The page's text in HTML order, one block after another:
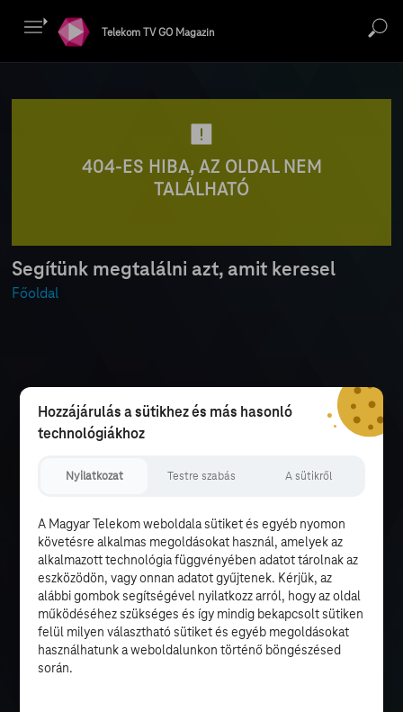
Telekom TV GO Magazin
404-ES HIBA, AZ OLDAL NEM
TALÁLHATÓ
Segítünk megtalálni azt, amit keresel
Főoldal
Hozzájárulás a sütikhez és más hasonló
technológiákhoz
Nyilatkozat Testre szabás A sütikről
A Magyar Telekom weboldala sütiket és egyéb nyomon
követésre alkalmas megoldásokat használ, amelyek az
alkalmazott technológia függvényében adatot tárolnak az
eszközödön, vagy onnan adatot gyűjtenek. Kérjük, az
alábbi gombok segítségével nyilatkozz arról, hogy az oldal
működéséhez szükséges és így mindig bekapcsolt sütiken
felül milyen választható sütiket és egyéb megoldásokat
használhatunk a weboldalunkon történő böngészésed
során.